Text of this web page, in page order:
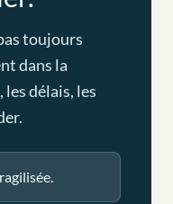
toujours
dans la
les délais, les